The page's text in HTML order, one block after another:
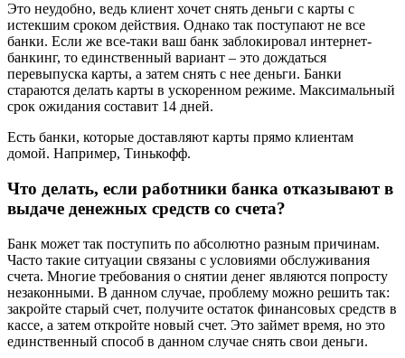
Это неудобно, ведь клиент хочет снять деньги с карты с
истекшим сроком действия. Однако так поступают не все
банки. Если же все-таки ваш банк заблокировал интернет-
банкинг, то единственный вариант – это дождаться
перевыпуска карты, а затем снять с нее деньги. Банки
стараются делать карты в ускоренном режиме. Максимальный
срок ожидания составит 14 дней.
Есть банки, которые доставляют карты прямо клиентам
домой. Например, Тинькофф.
Что делать, если работники банка отказывают в
выдаче денежных средств со счета?
Банк может так поступить по абсолютно разным причинам.
Часто такие ситуации связаны с условиями обслуживания
счета. Многие требования о снятии денег являются попросту
незаконными. В данном случае, проблему можно решить так:
закройте старый счет, получите остаток финансовых средств в
кассе, а затем откройте новый счет. Это займет время, но это
единственный способ в данном случае снять свои деньги.